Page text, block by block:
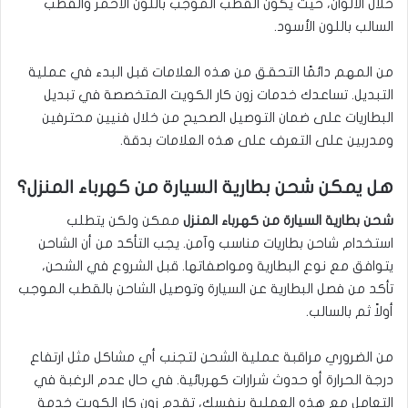
خلال الألوان، حيث يكون القطب الموجب باللون الأحمر والقطب
السالب باللون الأسود.
من المهم دائمًا التحقق من هذه العلامات قبل البدء في عملية
التبديل. تساعدك خدمات زون كار الكويت المتخصصة في تبديل
البطاريات على ضمان التوصيل الصحيح من خلال فنيين محترفين
ومدربين على التعرف على هذه العلامات بدقة.
هل يمكن شحن بطارية السيارة من كهرباء المنزل؟
شحن بطارية السيارة من كهرباء المنزل ممكن ولكن يتطلب
استخدام شاحن بطاريات مناسب وآمن. يجب التأكد من أن الشاحن
يتوافق مع نوع البطارية ومواصفاتها. قبل الشروع في الشحن،
تأكد من فصل البطارية عن السيارة وتوصيل الشاحن بالقطب الموجب
أولاً ثم بالسالب.
من الضروري مراقبة عملية الشحن لتجنب أي مشاكل مثل ارتفاع
درجة الحرارة أو حدوث شرارات كهربائية. في حال عدم الرغبة في
التعامل مع هذه العملية بنفسك، تقدم زون كار الكويت خدمة